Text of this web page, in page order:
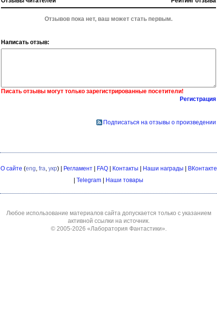
Отзывов пока нет, ваш может стать первым.
Написать отзыв:
Писать отзывы могут только зарегистрированные посетители!
Регистрация
Подписаться на отзывы о произведении
О сайте (eng, fra, укр) | Регламент| FAQ| Контакты Наши награды
ВКонтакте
Telegram Наши товары
Любое использование материалов сайта допускается только с указанием
активной ссылки на источник.
© 2005-2026 «Лаборатория Фантастики».